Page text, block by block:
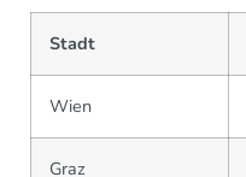
Stadt
Wien
Graz